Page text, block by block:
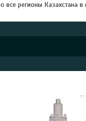
регионы Казахстана в